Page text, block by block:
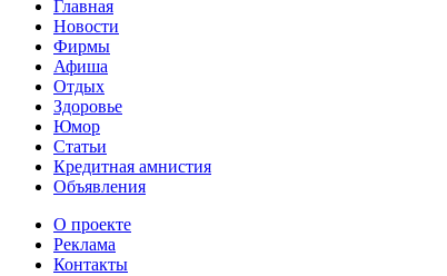
Главная
Новости
Фирмы
Афиша
Отдых
Здоровье
Юмор
Статьи
Кредитная амнистия
Объявления
О проекте
Реклама
Контакты